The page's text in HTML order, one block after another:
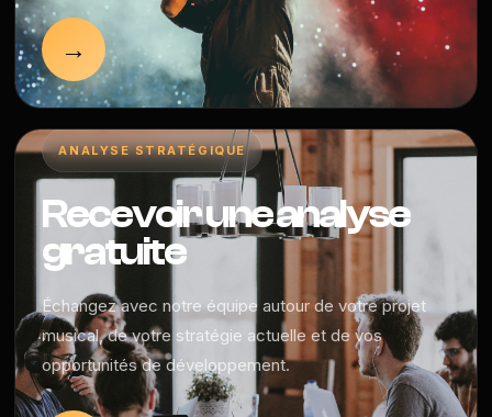
→
ANALYSE STRATÉGIQUE
Recevoir une analyse
gratuite
Échangez avec notre équipe autour de votre projet
musical, de votre stratégie actuelle et de vos
opportunités de développement.